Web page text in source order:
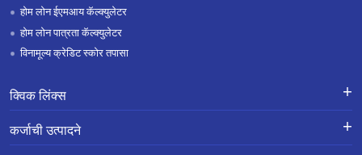
होम लोन ईएमआय कॅल्क्युलेटर
होम लोन पात्रता कॅल्क्युलेटर
विनामूल्य क्रेडिट स्कोर तपासा
क्विक लिंक्स
नवीन कर्जासाठी अर्ज
APR Calculator
करिअर
कर्जाची उत्पादने